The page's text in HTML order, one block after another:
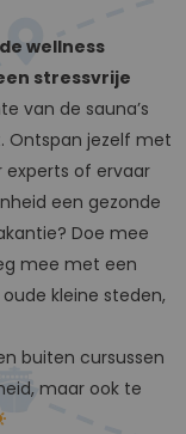
wellness
stressvrije
van de sauna’s
Ontspan jezelf met
experts of ervaar
een gezonde
Doe mee
mee met een
kleine steden,
buiten cursussen
maar ook te